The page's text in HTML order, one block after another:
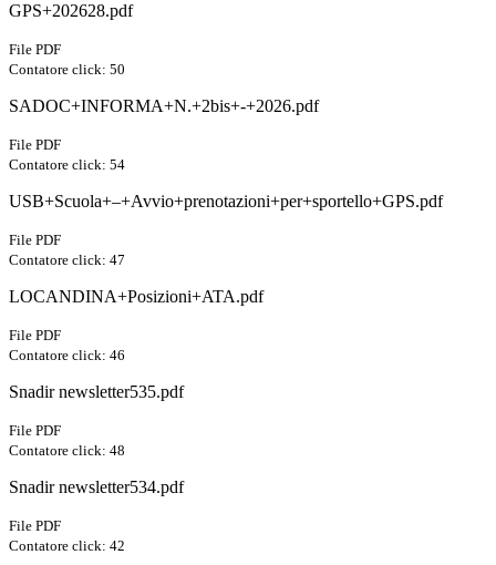
GPS+202628.pdf
File PDF
Contatore click: 50
SADOC+INFORMA+N.+2bis+-+2026.pdf
File PDF
Contatore click: 54
USB+Scuola+–+Avvio+prenotazioni+per+sportello+GPS.pdf
File PDF
Contatore click: 47
LOCANDINA+Posizioni+ATA.pdf
File PDF
Contatore click: 46
Snadir newsletter535.pdf
File PDF
Contatore click: 48
Snadir newsletter534.pdf
File PDF
Contatore click: 42